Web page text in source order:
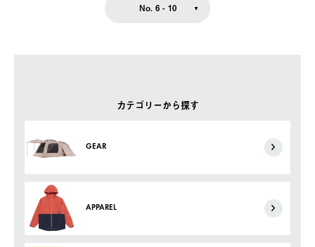
カテゴリーから探す
GEAR
APPAREL
No. 6 - 10